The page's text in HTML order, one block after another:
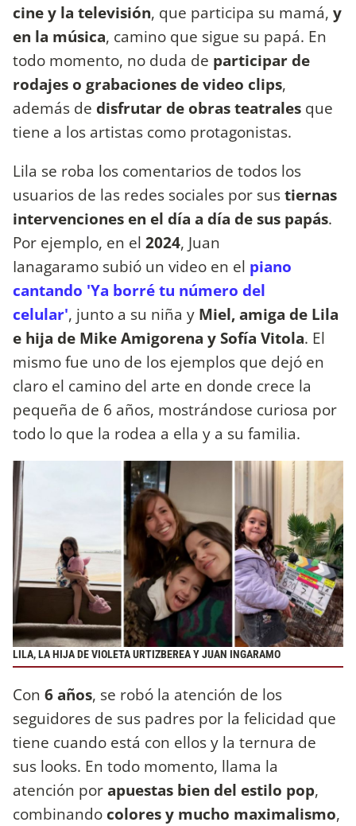
cine y la televisión, que participa su mamá, y
en la música, camino que sigue su papá. En
todo momento, no duda de participar de
rodajes o grabaciones de video clips,
además de disfrutar de obras teatrales que
tiene a los artistas como protagonistas.
Lila se roba los comentarios de todos los
usuarios de las redes sociales por sustiernas
intervenciones en el día a día de sus papás.
Por ejemplo, en el 2024, Juan
Ianagaramo subió un video en el piano
cantando 'Ya borré tu número del
celular', junto a su niña y Miel, amiga de Lila
e hija de Mike Amigorena y Sofía Vitola. El
mismo fue uno de los ejemplos que dejó en
claro el camino del arte en donde crece la
pequeña de 6 años, mostrándose curiosa por
todo lo que la rodea a ella y a su familia.
LILA, LA HIJA DE VIOLETA URTIZBEREA Y JUAN INGARAMO
Con 6 años, se robó la atención de los
seguidores de sus padres por la felicidad que
tiene cuando está con ellos y la ternura de
sus looks. En todo momento, llama la
atención porapuestas bien del estilo pop,
combinando colores y mucho maximalismo,